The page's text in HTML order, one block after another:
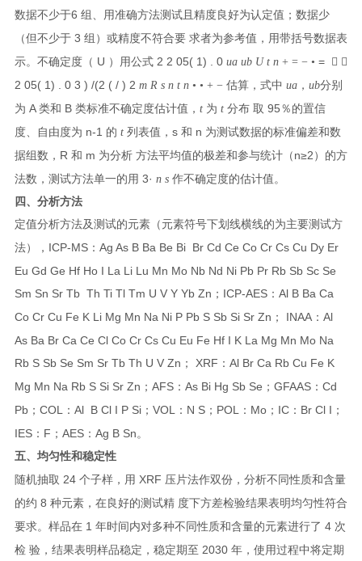
数据不少于6 组、用准确方法测试且精度良好为认定值；数据少
（但不少于 3 组）或精度不符合要 求者为参考值，用带括号数据表
示。不确定度（ U ）用公式 2 2 05( 1) . 0 ua ub U t n + = − • =  
2 05( 1) . 0 3 ) /(2 ( / ) 2 m R s n t n • • + − 估算，式中 ua， ub分别
为 A 类和 B 类标准不确定度估计值， t 为 t 分布 取 95 ％的置信
度、自由度为 n-1 的 t 列表值， s 和 n 为测试数据的标准偏差和数
据组数， R 和 m 为分析 方法平均值的极差和参与统计（ n≥2 ）的方
法数，测试方法单一的用 3· n s 作不确定度的估计值。
四、分析方法
定值分析方法及测试的元素（元素符号下划线横线的为主要测试方
法）， ICP-MS： Ag As B Ba Be Bi Br Cd Ce Co Cr Cs Cu Dy Er
Eu Gd Ge Hf Ho I La Li Lu Mn Mo Nb Nd Ni Pb Pr Rb Sb Sc Se
Sm Sn Sr Tb Th Ti Tl Tm U V Y Yb Zn ； ICP-AES： Al B Ba Ca
Co Cr Cu Fe K Li Mg Mn Na Ni P Pb S Sb Si Sr Zn ； INAA： Al
As Ba Br Ca Ce Cl Co Cr Cs Cu Eu Fe Hf I K La Mg Mn Mo Na
Rb S Sb Se Sm Sr Tb Th U V Zn ； XRF ： Al Br Ca Rb Cu Fe K
Mg Mn Na Rb S Si Sr Zn ； AFS： As Bi Hg Sb Se ； GFAAS： Cd
Pb； COL ： Al B Cl I P Si； VOL ： N S； POL ： Mo； IC： Br Cl I ；
IES： F ； AES： Ag B Sn 。
五、均匀性和稳定性
随机抽取 24 个子样，用 XRF 压片法作双份，分析不同性质和含量
的约 8 种元素，在良好的测试精 度下方差检验结果表明均匀性符合
要求。样品在 1 年时间内对多种不同性质和含量的元素进行了 4 次
检 验，结果表明样品稳定，稳定期至 2030 年，使用过程中将定期